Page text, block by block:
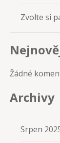
Zvolte si
Žádné
Archivy
Srpen